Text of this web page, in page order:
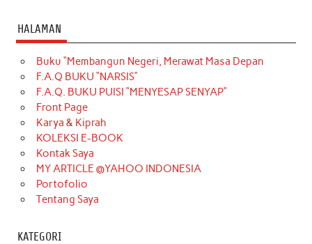
HALAMAN
Buku “Membangun Negeri, Merawat Masa Depan
F.A.Q BUKU “NARSIS”
F.A.Q. BUKU PUISI “MENYESAP SENYAP”
Front Page
Karya & Kiprah
KOLEKSI E-BOOK
Kontak Saya
MY ARTICLE @YAHOO INDONESIA
Portofolio
Tentang Saya
KATEGORI